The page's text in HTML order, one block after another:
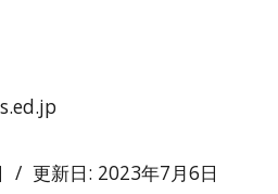
/ 更新日: 2023年7月6日